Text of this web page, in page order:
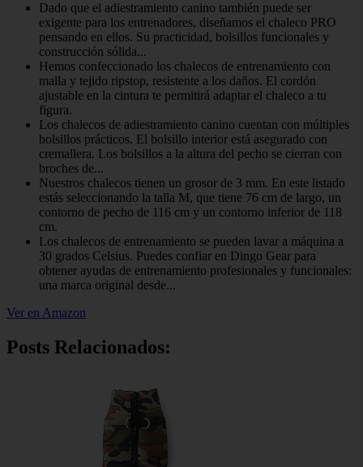
Dado que el adiestramiento canino también puede ser
exigente para los entrenadores, diseñamos el chaleco PRO
pensando en ellos. Su practicidad, bolsillos funcionales y
construcción sólida...
Hemos confeccionado los chalecos de entrenamiento con
malla y tejido ripstop, resistente a los daños. El cordón
ajustable en la cintura te permitirá adaptar el chaleco a tu
figura.
Los chalecos de adiestramiento canino cuentan con múltiples
bolsillos prácticos. El bolsillo interior está asegurado con
cremallera. Los bolsillos a la altura del pecho se cierran con
broches de...
Nuestros chalecos tienen un grosor de 3 mm. En este listado
estás seleccionando la talla M, que tiene 76 cm de largo, un
contorno de pecho de 116 cm y un contorno inferior de 118
cm.
Los chalecos de entrenamiento se pueden lavar a máquina a
30 grados Celsius. Puedes confiar en Dingo Gear para
obtener ayudas de entrenamiento profesionales y funcionales:
una marca original desde...
Ver en Amazon
Posts Relacionados: